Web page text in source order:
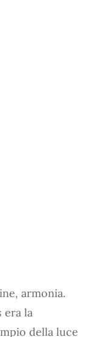
armonia.
era la
della luce